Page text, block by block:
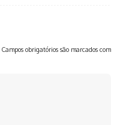
Campos obrigatórios são marcados com